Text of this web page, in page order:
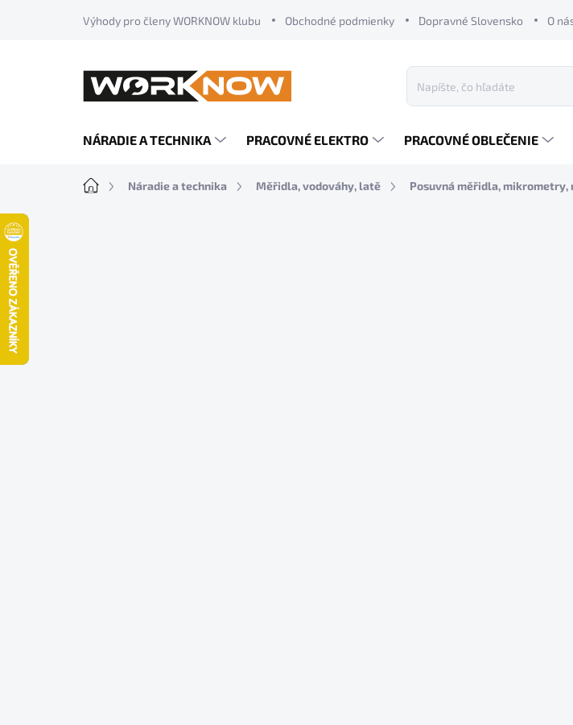
Výhody pro členy WORKNOW klubu Obchodné podmienky Dopravné Slovensko O
NÁRADIE A TECHNIKA PRACOVNÉ ELEKTRO PRACOVNÉ OBLEČENIE
DomovNáradie a technika Měřidla, vodováhy, latě Posuvná měřidla, mikrometry,